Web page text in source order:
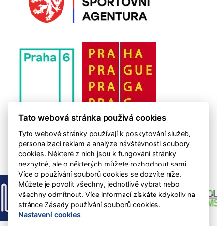
Tato webová stránka používá cookies
Tyto webové stránky používají k poskytování služeb,
personalizaci reklam a analýze návštěvnosti soubory
cookies. Některé z nich jsou k fungování stránky
nezbytné, ale o některých můžete rozhodnout sami.
Více o používání souborů cookies se dozvíte níže.
Můžete je povolit všechny, jednotlivě vybrat nebo
všechny odmítnout. Více informací získáte kdykoliv na
stránce Zásady používání souborů cookies.
Nastavení cookies